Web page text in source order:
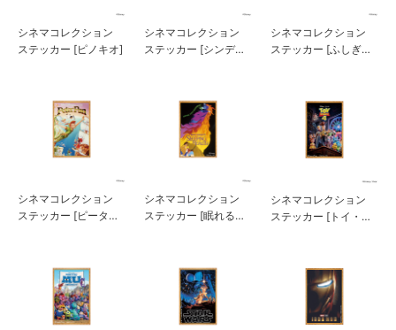
シネマコレクション
ステッカー [ピノキオ]
シネマコレクション
ステッカー [シンデレ
シネマコレクション
ステッカー [ふしぎの
シネマコレクション
ステッカー [ピータ
シネマコレクション
ステッカー [眠れる森
シネマコレクション
ステッカー [トイ・ス